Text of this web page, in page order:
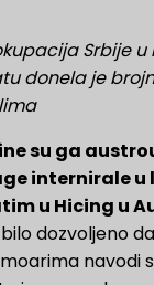
Srbije u
donela je
su ga
internirale u
u Hicing u
dozvoljeno
navodi